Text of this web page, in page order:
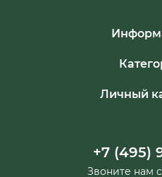
Личный
+7 (495)
Звоните нам